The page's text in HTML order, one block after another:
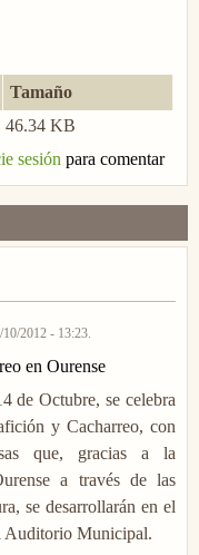
Tamaño
46.34 KB
sesión para comentar
2012 - 13:23.
en Ourense
de Octubre, se celebra
y Cacharreo, con
que, gracias a la
a través de las
se desarrollarán en el
Auditorio Municipal.